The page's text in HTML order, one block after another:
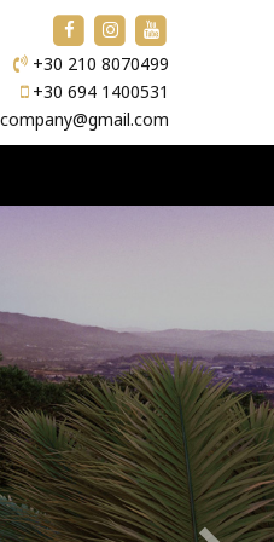
+30 210 8070499
+30 694 1400531